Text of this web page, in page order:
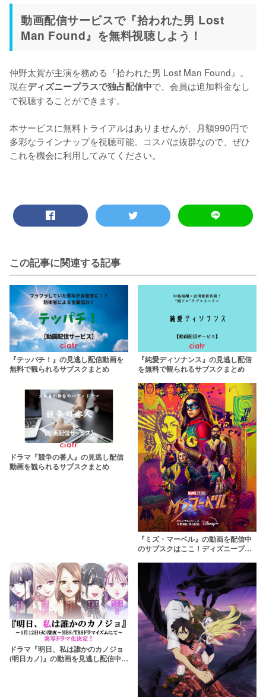
動画配信サービスで『拾われた男 Lost
Man Found』を無料視聴しよう！
仲野太賀が主演を務める『拾われた男 Lost Man Found』。
現在ディズニープラスで独占配信中で、会員は追加料金なし
で視聴することができます。
本サービスに無料トライアルはありませんが、月額990円で
多彩なラインナップを視聴可能。コスパは抜群なので、ぜひ
これを機会に利用してみてください。
この記事に関連する記事
『テッパチ！』の見逃し配信動画を
無料で観られるサブスクまとめ
『純愛ディソナンス』の見逃し配信
を無料で観られるサブスクまとめ
ドラマ『競争の番人』の見逃し配信
動画を観られるサブスクまとめ
『ミズ・マーベル』の動画を配信中
のサブスクはここ！ディズニープラ
ドラマ『明日、私は誰かのカノジョ
(明日カノ)』の動画を見逃し配信中の